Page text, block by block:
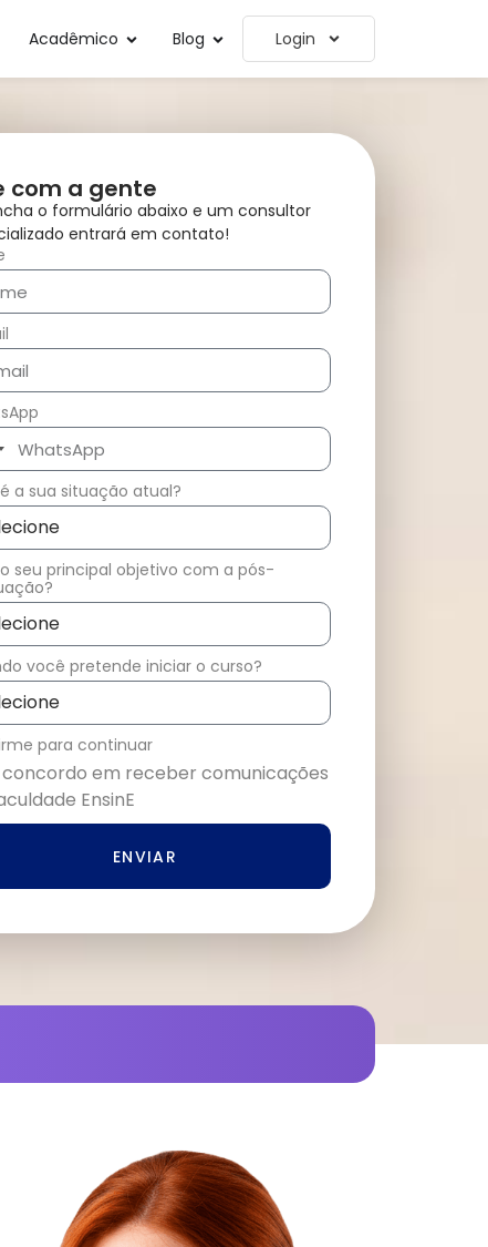
Acadêmico Blog Login
com a gente
o formulário abaixo e um consultor
entrará em contato!
a sua situação atual?
seu principal objetivo com a pós-
você pretende iniciar o curso?
para continuar
concordo em receber comunicações
EnsinE
ENVIAR